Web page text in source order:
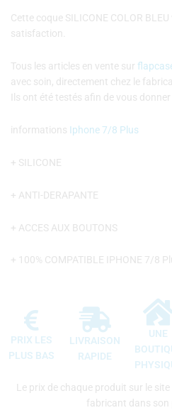
Cette coque SILICONE COLOR
satisfaction.
Tous les articles en vente sur
avec soin, directement chez le
Ils ont été testés afin de vous
informations Iphone 7/8 Plus
+ SILICONE
+ ANTI-DERAPANTE
+ ACCES AUX BOUTONS
+ 100% COMPATIBLE IPHONE 7/8
PRIX LES
PLUS BAS
LIVRAISON
RAPIDE
UNE
Le prix de chaque produit sur le
fabricant dans son